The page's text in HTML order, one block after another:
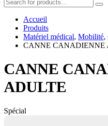
Accueil
Produits
Matériel médical, Mobilité,
CANNE CANADIENNE
CANNE
ADULTE
Spécial